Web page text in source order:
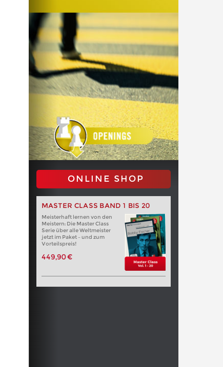
ONLINE SHOP
MASTER CLASS BAND 1 BIS 20
Meisterhaft lernen von den
Meistern: Die Master Class
Serie über alle Weltmeister
jetzt im Paket – und zum
Vorteilspreis!
449,90 €